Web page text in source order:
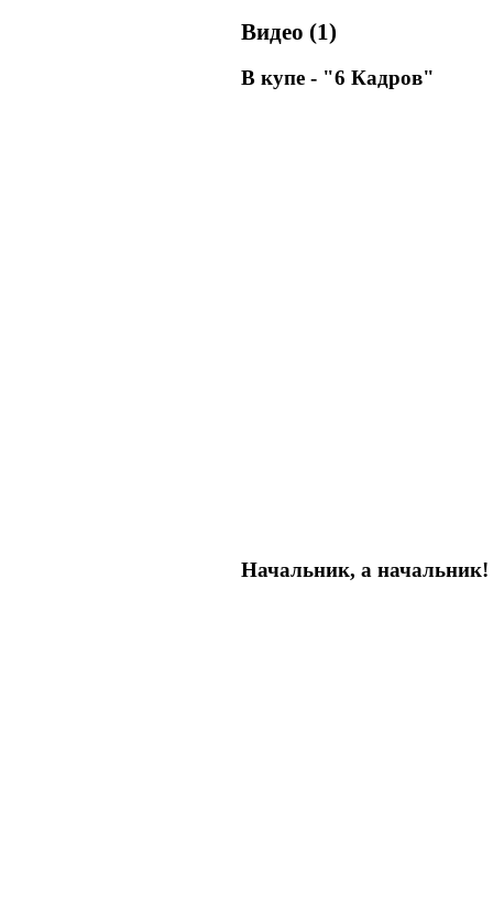
Видео (1)
В купе - "6 Кадров"
Начальник, а начальник!